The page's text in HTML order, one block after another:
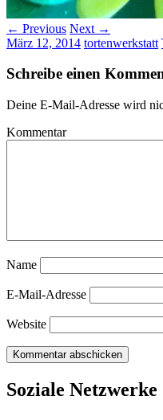
← Previous Next →
März 12, 2014 tortenwerkstatt
Schreibe einen
Deine E-Mail-Adresse wird
Kommentar
Name
E-Mail-Adresse
Website
Soziale Netzwerke